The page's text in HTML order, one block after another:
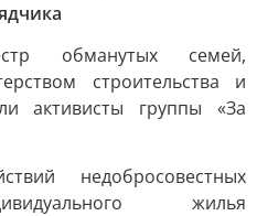
обманутых семей,
строительства и
активисты группы «За
недобросовестных
жилья